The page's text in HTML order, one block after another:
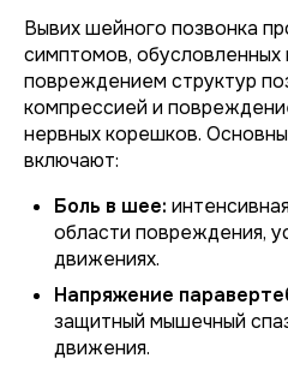
Вывих шейного позвонка
симптомов, обусловленных
повреждением структур
компрессией и
нервных корешков.
включают:
Боль в шее:
области повреждения,
движениях.
Напряжение
защитный мышечный
движения.